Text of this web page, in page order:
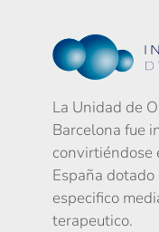
La Unidad de
Barcelona fue
convirtiéndose
España
especifico
terapeutico.